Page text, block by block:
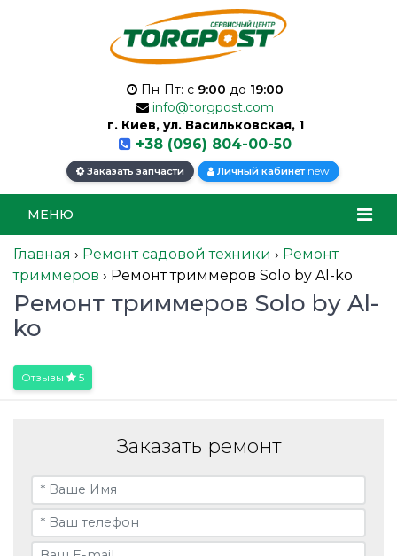
Пн-Пт: с 9:00 до 19:00
info@torgpost.com
г. Киев, ул. Васильковская, 1
+38 (096) 804-00-50
Заказать запчасти Личный кабинет new
МЕНЮ
Главная › Ремонт садовой техники › Ремонт
триммеров › Ремонт триммеров Solo by Al-ko
Ремонт триммеров Solo by Al-
ko
Отзывы 5
Заказать ремонт